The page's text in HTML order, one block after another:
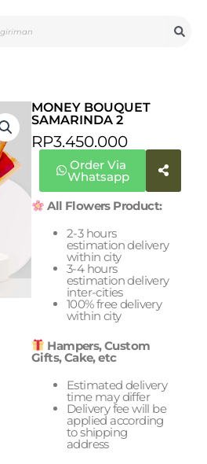
MONEY BOUQUET
SAMARINDA 2
RP3.450.000
Order Via
Whatsapp
All Flowers Product:
2-3 hours
estimation delivery
within city
3-4 hours
estimation delivery
inter-cities
100% free delivery
within city
Hampers, Custom
Gifts, Cake, etc
Estimated delivery
time may differ
Delivery fee will be
applied according
to shipping
address